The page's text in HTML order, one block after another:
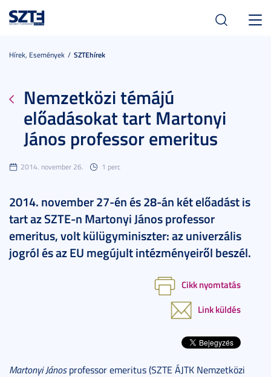
Hírek, Események SZTEhírek
Nemzetközi témájú
előadásokat tart Martonyi
János professor emeritus
2014. november 26. 1 perc
2014. november 27-én és 28-án két előadást is
tart az SZTE-n Martonyi János professor
emeritus, volt külügyminiszter: az univerzális
jogról és az EU megújult intézményeiről beszél.
Cikk nyomtatás
Link küldés
Martonyi Jánosprofessor emeritus (SZTE ÁJTK Nemzetközi